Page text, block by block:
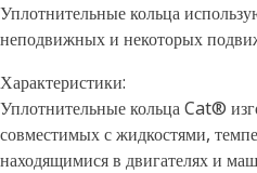
Уплотнительные кольца
неподвижных и некоторых
Характеристики:
Уплотнительные кольца Cat®
совместимых с жидкостями,
находящимися в двигателях и